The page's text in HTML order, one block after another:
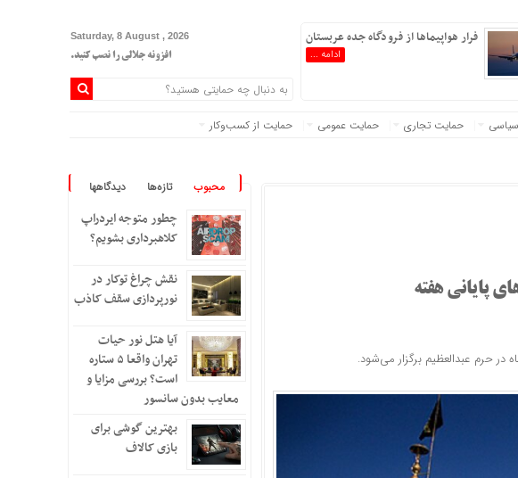
فرار هواپیماها از فرودگاه جده عربستان
ادامه ...
Saturday, 8 August , 2026
افزونه جلالی را نصب کنید.
حمایت تجاری حمایت عمومی حمایت از کسب‌وکار
پایانی هفته
محبوب تازه‌ها دیدگاهها
چطور متوجه ایردراپ
کلاهبرداری بشویم؟
نقش چراغ توکار در
نورپردازی سقف کاذب
آیا هتل نور حیات
تهران واقعا ۵ ستاره
است؟ بررسی مزایا و
معایب بدون سانسور
بهترین گوشی برای
بازی کالاف